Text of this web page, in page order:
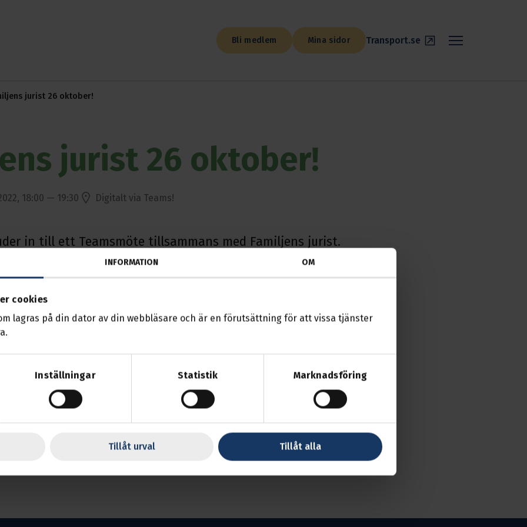
INFORMATION OM
cookies
lagras på din dator av din webbläsare och är en förutsättning för att vissa tjänster
Inställningar Statistik Marknadsföring
Tillåt urval Tillåt alla
Bli medlem Mina sidor Transport.se
jurist 26 oktober!
jurist 26 oktober!
18:00 — 19:30 Digitalt via Teams!
in till ett Teamsmöte tillsammans med Familjens jurist.
gift och sambo